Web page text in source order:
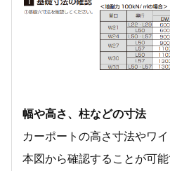
幅や高さ、柱などの寸法
カーポートの高さ寸法やワ
本図から確認することが可能